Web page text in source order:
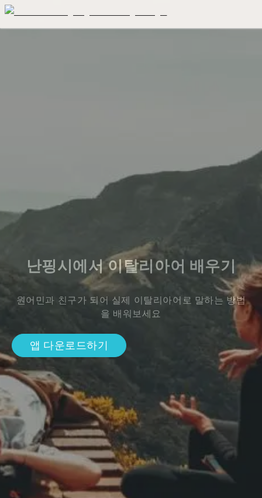
난핑시에서 이탈리아어 배우기
원어민과 친구가 되어 실제 이탈리아어로 말하는 방법
을 배워보세요
앱 다운로드하기